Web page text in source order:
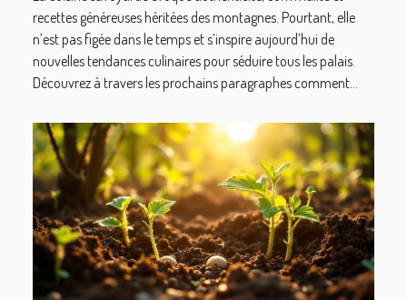
recettes généreuses héritées des montagnes. Pourtant, elle
n’est pas figée dans le temps et s’inspire aujourd’hui de
nouvelles tendances culinaires pour séduire tous les palais.
Découvrez à travers les prochains paragraphes comment...